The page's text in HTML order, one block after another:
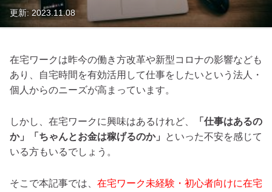
更新: 2023.11.08
在宅ワークは昨今の働き方改革や新型コロナの影響なども
あり、自宅時間を有効活用して仕事をしたいという法人・
個人からのニーズが高まっています。
しかし、在宅ワークに興味はあるけれど、
「仕事はあるの
か」「ちゃんとお金は稼げるのか」
といった不安を感じて
いる方もいるでしょう。
そこで本記事では、 在宅ワーク未経験・初心者向けに在宅